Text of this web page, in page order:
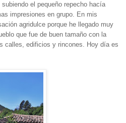
el pequeño repecho hacía
impresiones en grupo. En mis
agridulce porque he llegado muy
que fue de buen tamaño con la
calles, edificios y rincones. Hoy día es